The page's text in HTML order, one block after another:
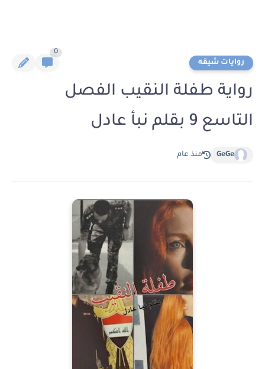
روايات شيقه
0
رواية طفلة النقيب الفصل
التاسع 9 بقلم نبأ عادل
GeGe منذ عام